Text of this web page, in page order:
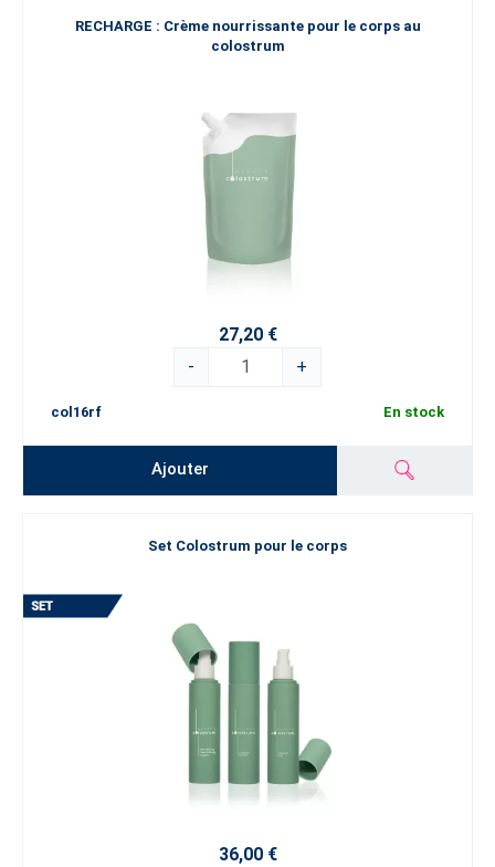
RECHARGE : Crème nourrissante pour le corps au
colostrum
27,20 €
-
+
col16rf En stock
Ajouter
Set Colostrum pour le corps
36,00 €